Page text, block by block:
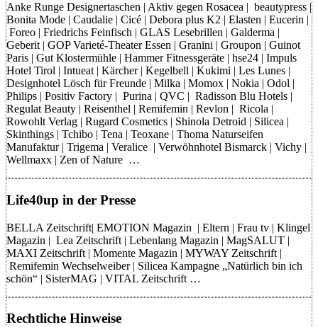
Anke Runge Designertaschen | Aktiv gegen Rosacea | beautypress |
Bonita Mode | Caudalie | Cicé | Debora plus K2 | Elasten | Eucerin |
Foreo | Friedrichs Feinfisch | GLAS Lesebrillen | Galderma |
Geberit | GOP Varieté-Theater Essen | Granini | Groupon | Guinot
Paris | Gut Klostermühle | Hammer Fitnessgeräte | hse24 | Impuls
Hotel Tirol | Intueat | Kärcher | Kegelbell | Kukimi | Les Lunes |
Designhotel Lösch für Freunde | Milka | Momox | Nokia | Odol |
Philips | Positiv Factory | Purina | QVC | Radisson Blu Hotels |
Regulat Beauty | Reisenthel | Remifemin | Revlon | Ricola |
Rowohlt Verlag | Rugard Cosmetics | Shinola Detroid | Silicea |
Skinthings | Tchibo | Tena | Teoxane | Thoma Naturseifen
Manufaktur | Trigema | Veralice | Verwöhnhotel Bismarck | Vichy |
Wellmaxx | Zen of Nature …
Life40up in der Presse
BELLA Zeitschrift| EMOTION Magazin | Eltern | Frau tv | Klingel
Magazin | Lea Zeitschrift | Lebenlang Magazin | MagSALUT |
MAXI Zeitschrift | Momente Magazin | MYWAY Zeitschrift |
Remifemin Wechselweiber | Silicea Kampagne „Natürlich bin ich
schön“ | SisterMAG | VITAL Zeitschrift …
Rechtliche Hinweise